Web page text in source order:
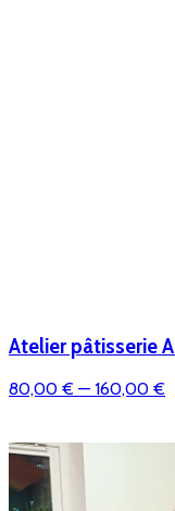
Atelier pâtisserie
80,00 € — 160,00 €